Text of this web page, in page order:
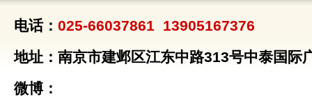
电话： 025-66037861 13905167376
地址：南京市建邺区江东中路313号中泰国际
微博：